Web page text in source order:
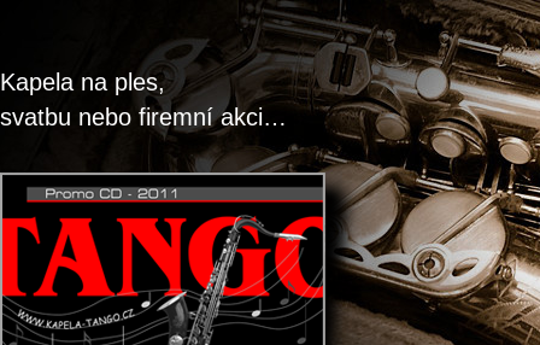
Kapela na ples,
svatbu nebo firemní akci…